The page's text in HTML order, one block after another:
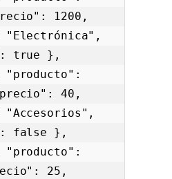
1200,
"Electrónica",
true },
40,
false },
25,